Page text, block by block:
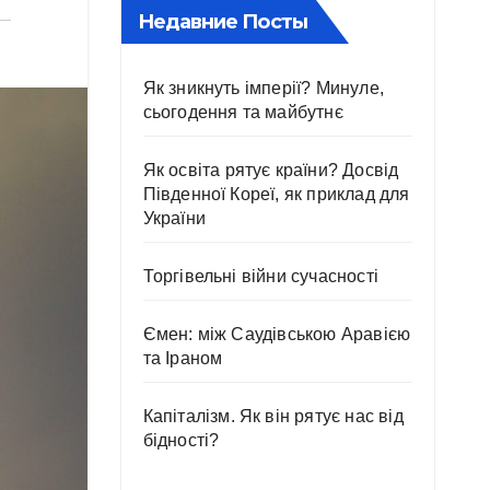
Недавние Посты
Як зникнуть імперії? Минуле,
сьогодення та майбутнє
Як освіта рятує країни? Досвід
Південної Кореї, як приклад для
України
Торгівельні війни сучасності
Ємен: між Саудівською Аравією
та Іраном
Капіталізм. Як він рятує нас від
бідності?